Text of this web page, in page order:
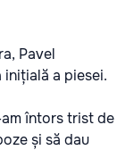
Pavel
a piesei.
întors trist de
și să dau